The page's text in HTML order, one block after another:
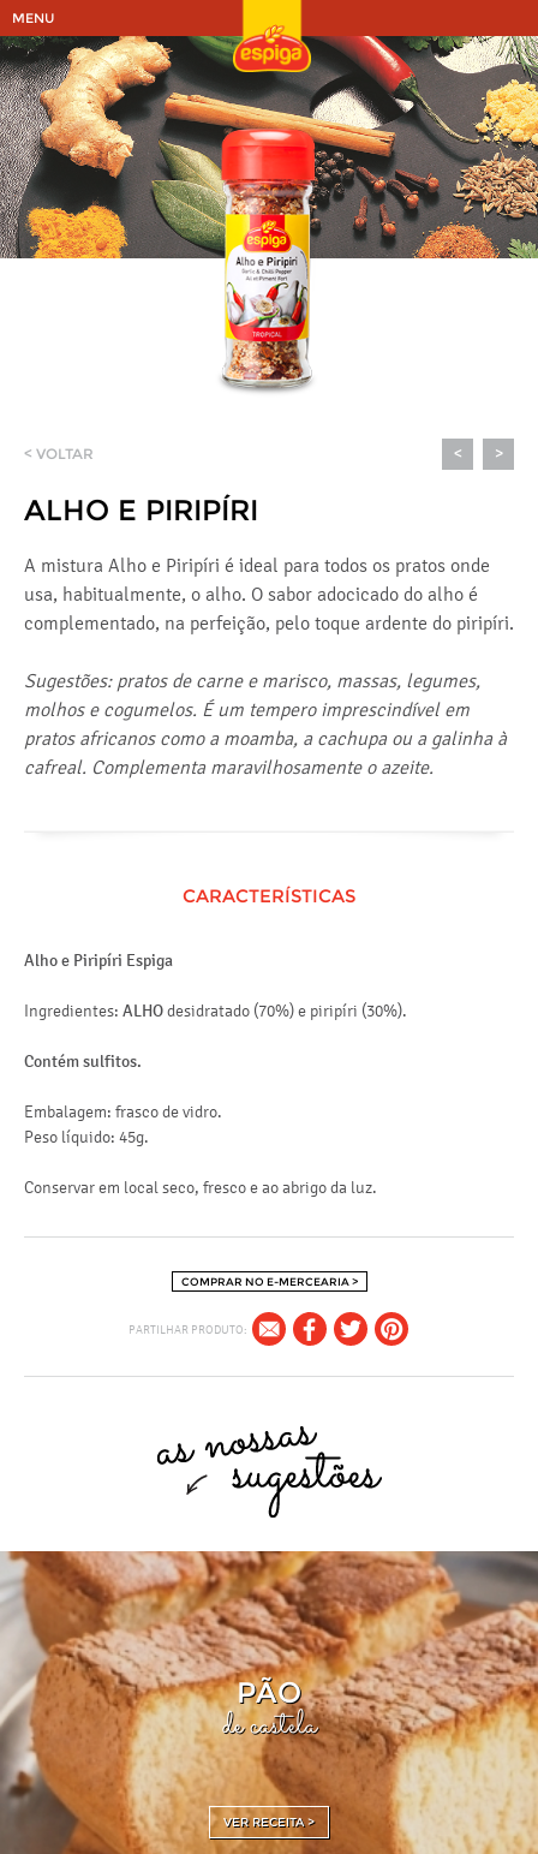
MENU
< VOLTAR < >
ALHO E PIRIPÍRI
A mistura Alho e Piripíri é ideal para todos os pratos onde
usa, habitualmente, o alho. O sabor adocicado do alho é
complementado, na perfeição, pelo toque ardente do piripíri.
Sugestões: pratos de carne e marisco, massas, legumes,
molhos e cogumelos. É um tempero imprescindível em
pratos africanos como a moamba, a cachupa ou a galinha à
cafreal. Complementa maravilhosamente o azeite.
CARACTERÍSTICAS
Alho e Piripíri Espiga
Ingredientes: ALHOdesidratado (70%) e piripíri (30%).
Contém sulfitos.
Embalagem: frasco de vidro.
Peso líquido: 45g.
Conservar em local seco, fresco e ao abrigo da luz.
COMPRAR NO E-MERCEARIA >
PARTILHAR PRODUTO:
PÃO
de castela
VER RECEITA >